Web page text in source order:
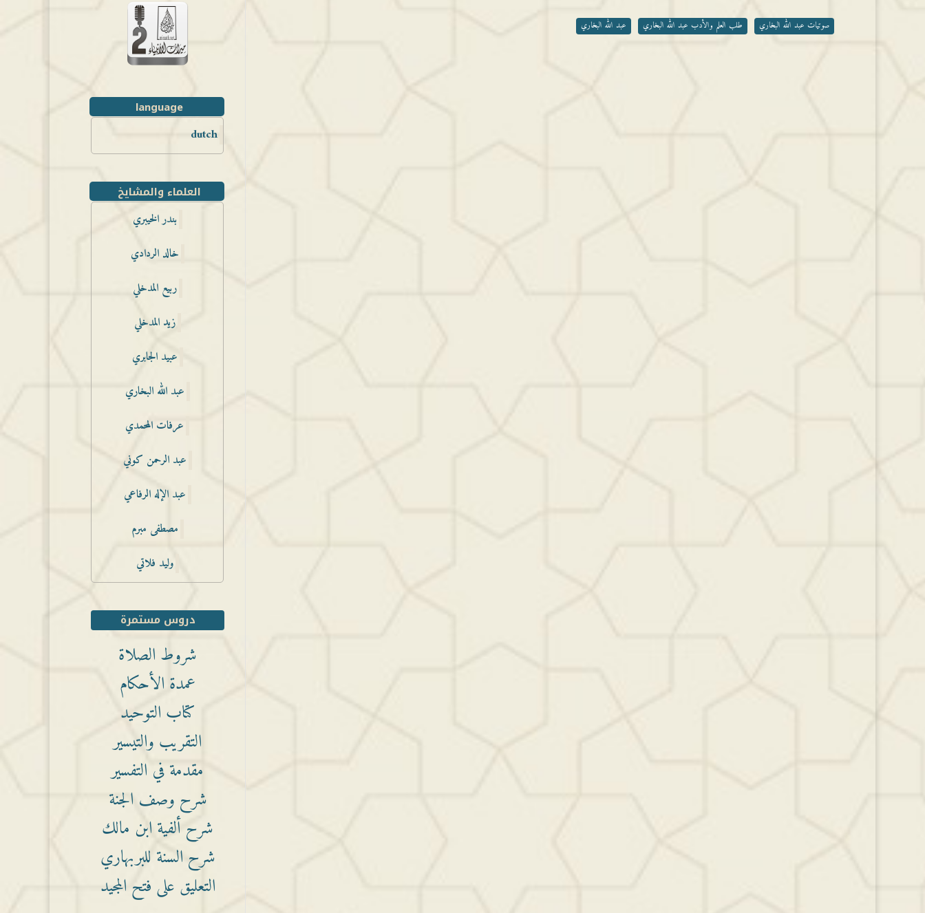
خفض
مستوى
صوتيات عبد الله البخاري طلب العلم والأدب عبد الله البخاري عبد الله البخاري
language
dutch
العلماء والمشايخ
بندر الخيبري
خالد الردادي
ربيع المدخلي
زيد المدخلي
عبيد الجابري
عبد الله البخاري
عرفات المحمدي
عبد الرحمن كوني
عبد الإله الرفاعي
مصطفى مبرم
وليد فلاتي
دروس مستمرة
شروط الصلاة
عمدة الأحكام
كتاب التوحيد
التقريب والتيسير
مقدمة في التفسير
شرح وصف الجنة
شرح ألفية ابن مالك
شرح السنة للبربهاري
التعليق على فتح المجيد